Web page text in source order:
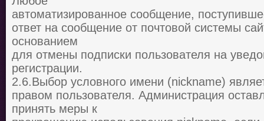
автоматизированное сообщение,
ответ на сообщение от почтовой системы
основанием
для отмены подписки пользователя на
регистрации.
2.6.Выбор условного имени (nickname)
правом пользователя. Администрация
принять меры к